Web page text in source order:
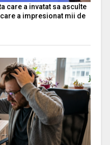
care a invatat sa asculte
a impresionat mii de